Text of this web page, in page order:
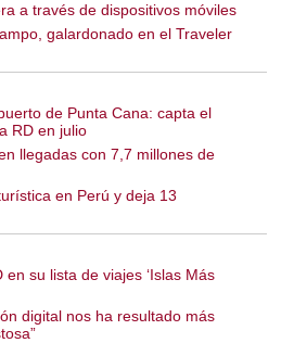
a través de dispositivos móviles
galardonado en el Traveler
de Punta Cana: capta el
RD en julio
llegadas con 7,7 millones de
en Perú y deja 13
en su lista de viajes ‘Islas Más
digital nos ha resultado más